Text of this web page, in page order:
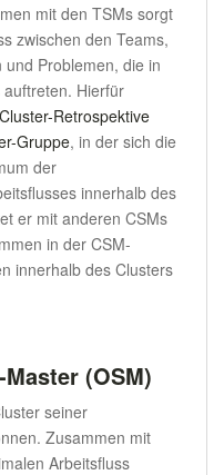
mit den TSMs sorgt
zwischen den Teams,
Problemen, die in
Hierfür
Cluster-Retrospektive
Gruppe, in der sich die
der
innerhalb des
er mit anderen CSMs
in der CSM-
innerhalb des Clusters
(OSM)
seiner
Zusammen mit
Arbeitsfluss